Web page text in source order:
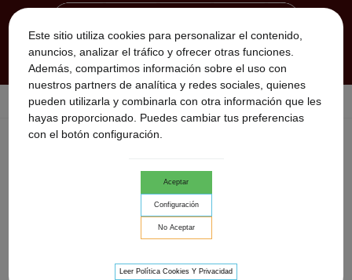
Este sitio utiliza cookies para personalizar el contenido,
anuncios, analizar el tráfico y ofrecer otras funciones.
Además, compartimos información sobre el uso con
nuestros partners de analítica y redes sociales, quienes
pueden utilizarla y combinarla con otra información que les
hayas proporcionado. Puedes cambiar tus preferencias
con el botón configuración.
Aceptar
Configuración
No Aceptar
Leer Política Cookies Y Privacidad
Inicio > Vuelo de Águilas · Entrenamiento Master · 8 sesiones